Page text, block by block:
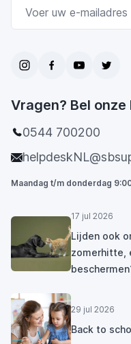
Vragen? Bel
0544 700200
Maandag t/m donderdag
17 jul 2026
Lijden ook
zomerhitte,
29 jul 2026
Back to